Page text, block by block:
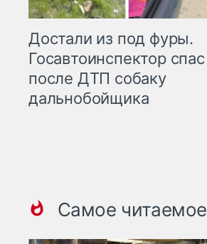
Достали из под фуры.
Госавтоинспектор спас
после ДТП собаку
дальнобойщика
Самое читаемое